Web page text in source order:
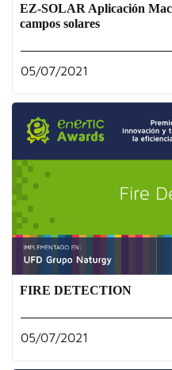
EZ-SOLAR Aplicación
campos solares
05/07/2021
FIRE DETECTION
05/07/2021